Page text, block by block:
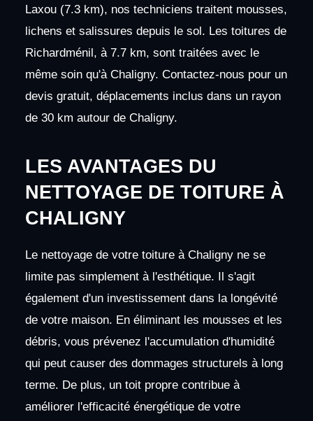
Laxou (7.3 km), nos techniciens traitent mousses,
lichens et salissures depuis le sol. Les toitures de
Richardménil, à 7.7 km, sont traitées avec le
même soin qu'à Chaligny. Contactez-nous pour un
devis gratuit, déplacements inclus dans un rayon
de 30 km autour de Chaligny.
LES AVANTAGES DU
NETTOYAGE DE TOITURE À
CHALIGNY
Le nettoyage de votre toiture à Chaligny ne se
limite pas simplement à l'esthétique. Il s'agit
également d'un investissement dans la longévité
de votre maison. En éliminant les mousses et les
débris, vous prévenez l'accumulation d'humidité
qui peut causer des dommages structurels à long
terme. De plus, un toit propre contribue à
améliorer l'efficacité énergétique de votre